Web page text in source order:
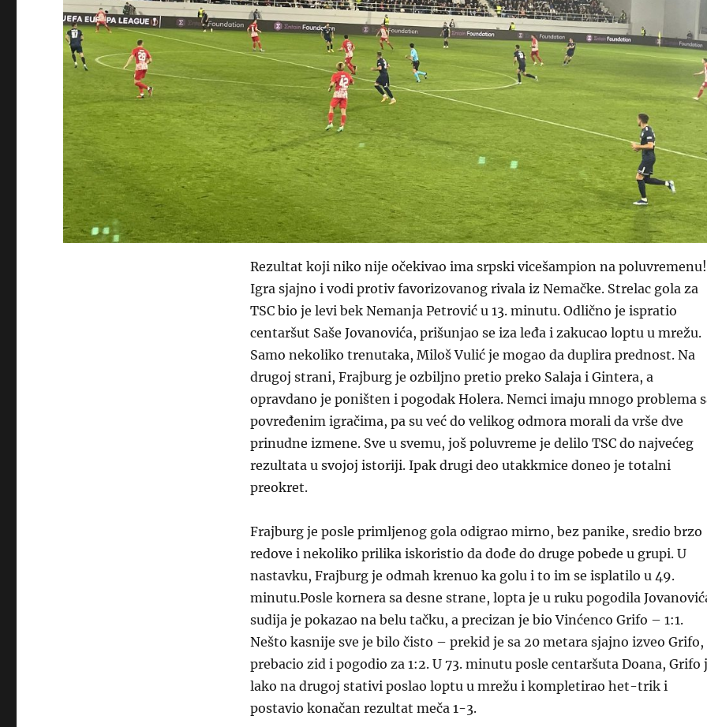
Rezultat koji niko nije očekivao ima srpski vicešampion na poluvremenu!
Igra sjajno i vodi protiv favorizovanog rivala iz Nemačke. Strelac gola za
TSC bio je levi bek Nemanja Petrović u 13. minutu. Odlično je ispratio
centaršut Saše Jovanovića, prišunjao se iza leđa i zakucao loptu u mrežu.
Samo nekoliko trenutaka, Miloš Vulić je mogao da duplira prednost. Na
drugoj strani, Frajburg je ozbiljno pretio preko Salaja i Gintera, a
opravdano je poništen i pogodak Holera. Nemci imaju mnogo problema
povređenim igračima, pa su već do velikog odmora morali da vrše dve
prinudne izmene. Sve u svemu, još poluvreme je delilo TSC do najvećeg
rezultata u svojoj istoriji. Ipak drugi deo utakkmice doneo je totalni
preokret.
Frajburg je posle primljenog gola odigrao mirno, bez panike, sredio brzo
redove i nekoliko prilika iskoristio da dođe do druge pobede u grupi. U
nastavku, Frajburg je odmah krenuo ka golu i to im se isplatilo u 49.
minutu.Posle kornera sa desne strane, lopta je u ruku pogodila
sudija je pokazao na belu tačku, a precizan je bio Vinćenco Grifo – 1:1.
Nešto kasnije sve je bilo čisto – prekid je sa 20 metara sjajno izveo Grifo,
prebacio zid i pogodio za 1:2. U 73. minutu posle centaršuta Doana, Grifo
lako na drugoj stativi poslao loptu u mrežu i kompletirao het-trik i
postavio konačan rezultat meča 1-3.